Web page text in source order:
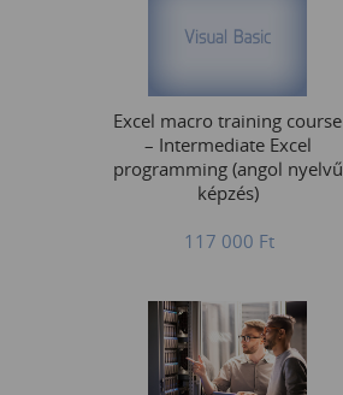
Excel macro training course
– Intermediate Excel
programming (angol nyelvű
képzés)
117 000 Ft